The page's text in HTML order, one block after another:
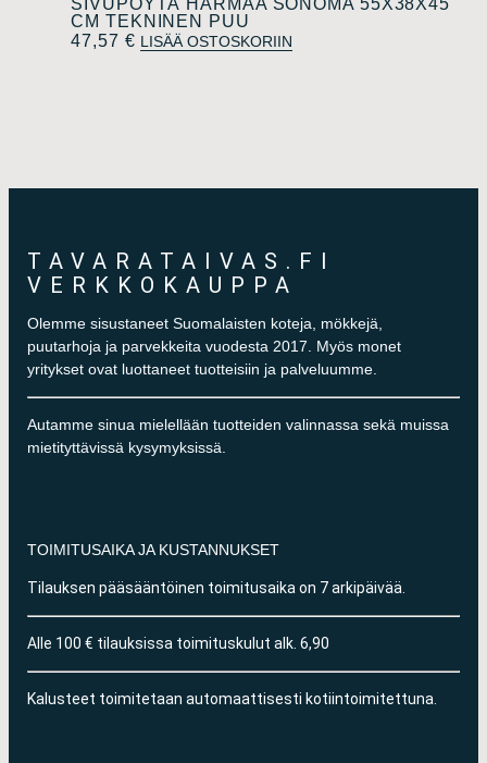
SIVUPÖYTÄ HARMAA SONOMA 55X38X45
CM TEKNINEN PUU
47,57 € LISÄÄ OSTOSKORIIN
TAVARATAIVAS.FI
VERKKOKAUPPA
Olemme sisustaneet Suomalaisten koteja, mökkejä,
puutarhoja ja parvekkeita vuodesta 2017. Myös monet
yritykset ovat luottaneet tuotteisiin ja palveluumme.
Autamme sinua mielellään tuotteiden valinnassa sekä muissa
mietityttävissä kysymyksissä.
TOIMITUSAIKA JA KUSTANNUKSET
Tilauksen pääsääntöinen toimitusaika on 7 arkipäivää.
Alle 100 € tilauksissa toimituskulut alk. 6,90
Kalusteet toimitetaan automaattisesti kotiintoimitettuna.